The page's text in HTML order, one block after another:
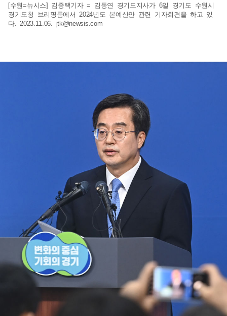
[수원=뉴시스] 김종택기자 = 김동연 경기도지사가 6일 경기도 수원시
경기도청 브리핑룸에서 2024년도 본예산안 관련 기자회견을 하고 있
다. 2023.11.06. jtk@newsis.com